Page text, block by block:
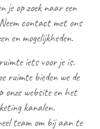
je op zoek naar een
contact met ons
en mogelijkheden.
iets voor je is.
ruimte bieden we de
onze website en het
kanalen.
team om bij aan te